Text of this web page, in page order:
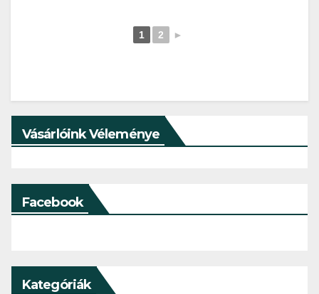
1 2 ►
Vásárlóink Véleménye
Facebook
Kategóriák